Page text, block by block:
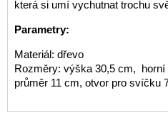
která si umí vychutnat trochu
Parametry:
Materiál: dřevo
Rozměry: výška 30,5 cm, horní
průměr 11 cm, otvor pro svíčku